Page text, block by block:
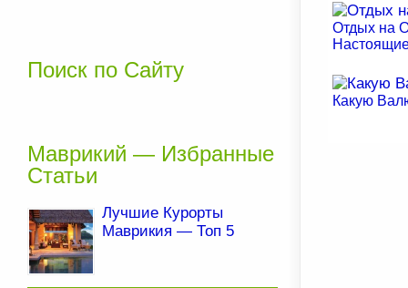
Отдых на
Какую
Поиск по Сайту
Маврикий — Избранные
Статьи
Лучшие Курорты
Маврикия — Топ 5